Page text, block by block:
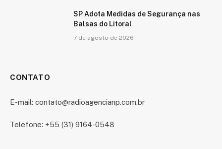
SP Adota Medidas de Segurança nas
Balsas do Litoral
7 de agosto de 2026
CONTATO
E-mail: contato@radioagencianp.com.br
Telefone: +55 (31) 9164-0548